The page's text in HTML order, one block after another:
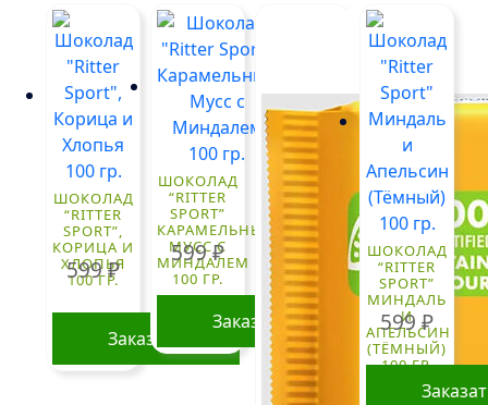
ШОКОЛАД
“RITTER
SPORT”,
КОРИЦА И
ХЛОПЬЯ
100 ГР.
599₽
Заказать
ШОКОЛАД
“RITTER
SPORT”
КАРАМЕЛЬНЫЙ
МУСС С
МИНДАЛЕМ
100 ГР.
599₽
Заказать
ШОКОЛАД
“RITTER
SPORT”
МИНДАЛЬ
И
АПЕЛЬСИН
(ТЁМНЫЙ)
100 ГР.
599₽